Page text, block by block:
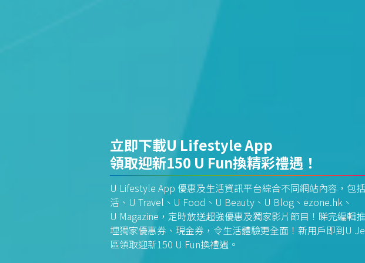
立即下載U Lifestyle App
領取迎新150 U Fun換精彩禮遇！
U Lifestyle App 優惠及生活資訊平台綜合不同網站內容，包
活、U Travel、U Food、U Beauty、U Blog、ezone.hk、
U Magazine，定時放送超強優惠及獨家影片節目！睇完編輯
埋獨家優惠券、現金券，令生活體驗更全面！新用戶即到U
區領取迎新150 U Fun換禮遇。